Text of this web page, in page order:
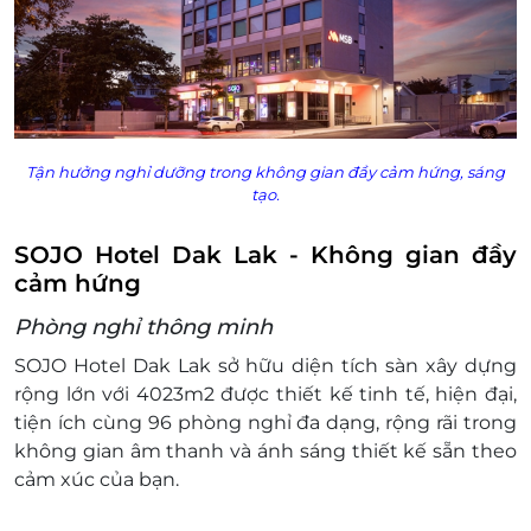
Chính sách phụ thu cuối tuần: Không
Chính sách phụ thu Nâng Hạng Phòng:
Không gian tăng thêm: Sofa bed in
connecting room 500.000 VNĐ/Đêm/Phòng
(Tùy tình trạng phòng. Vui lòng thanh toán
Điều kiện đặt & nhận phòng:
Đặt ít nhất 7 - 10 ngày trước ngày đến lưu trú
điểm gần kín phòng, cần liên hệ ít nhất 1
tháng.
Hotline đặt phòng & tư vấn (9h00-20h00):
Văn phòng Hồ Chí Minh: 028.6680 8757 - 097
342 8858
Điều kiện lưu ý bắt buộc: Để đảm bảo quyền lợi
vui lòng liên hệ với chúng tôi để kiểm tra về tình
trạng phòng, nâng cấp hạng phòng trước khi
Tận hưởng nghỉ dưỡng trong không gian đầy cảm hứng, sáng
tạo.
SOJO Hotel Dak Lak - Không gian đầy
cảm hứng
Phòng nghỉ thông minh
SOJO Hotel Dak Lak sở hữu diện tích sàn xây dựng
rộng lớn với 4023m2 được thiết kế tinh tế, hiện đại,
tiện ích cùng 96 phòng nghỉ đa dạng, rộng rãi trong
không gian âm thanh và ánh sáng thiết kế sẵn theo
cảm xúc của bạn.